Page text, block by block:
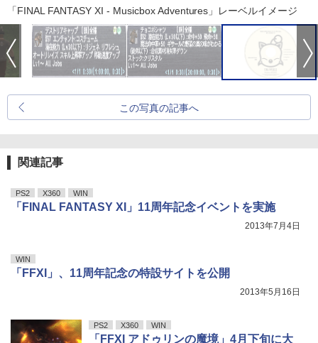
「FINAL FANTASY XI - Musicbox Adventures」レーベルイメージ
この写真の記事へ
関連記事
PS2 X360 WIN
「FINAL FANTASY XI」11周年記念イベントを実施
2013年7月4日
WIN
「FFXI」、11周年記念の特設サイトを公開
2013年5月16日
PS2 X360 WIN
「FFXI アドゥリンの魔境」4月下旬に大